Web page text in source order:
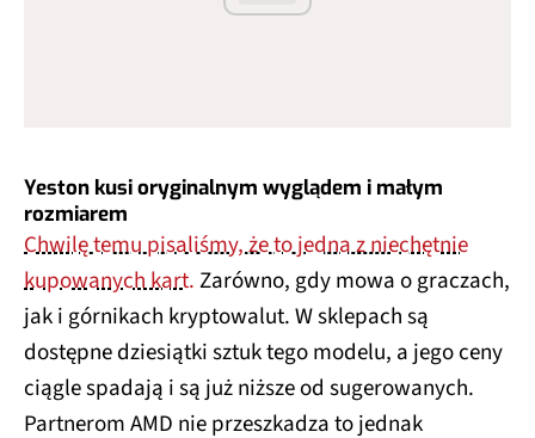
Yeston kusi oryginalnym wyglądem i małym
rozmiarem
Chwilę temu pisaliśmy, że to jedna z niechętnie
kupowanych kart. Zarówno, gdy mowa o graczach,
jak i górnikach kryptowalut. W sklepach są
dostępne dziesiątki sztuk tego modelu, a jego ceny
ciągle spadają i są już niższe od sugerowanych.
Partnerom AMD nie przeszkadza to jednak